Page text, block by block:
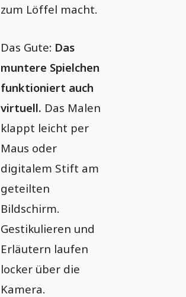
zum Löffel macht.
Das Gute: Das
muntere Spielchen
funktioniert auch
virtuell. Das Malen
klappt leicht per
Maus oder
digitalem Stift am
geteilten
Bildschirm.
Gestikulieren und
Erläutern laufen
locker über die
Kamera.